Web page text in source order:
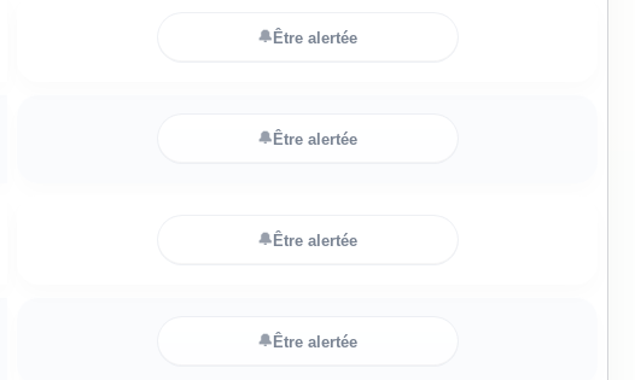
🔔Être alertée
🔔Être alertée
🔔Être alertée
🔔Être alertée